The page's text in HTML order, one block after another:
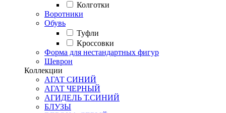
Колготки
Воротники
Обувь
Туфли
Кроссовки
Форма для нестандартных фигур
Шеврон
Коллекции
АГАТ СИНИЙ
АГАТ ЧЕРНЫЙ
АГИДЕЛЬ Т.СИНИЙ
БЛУЗЫ